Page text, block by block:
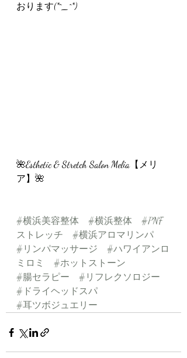
おります(*^_^*)
🌺Esthetic & Stretch Salon Melia【メリ
ア】🌺
#横浜美容整体 #横浜整体
#PNF
ストレッチ
#横浜アロマリンパ
#リンパマッサージ
#ハワイアンロ
ミロミ
#ホットストーン
#腸セラピー
#リフレクソロジー
#ドライヘッドスパ
#耳ツボジュエリー